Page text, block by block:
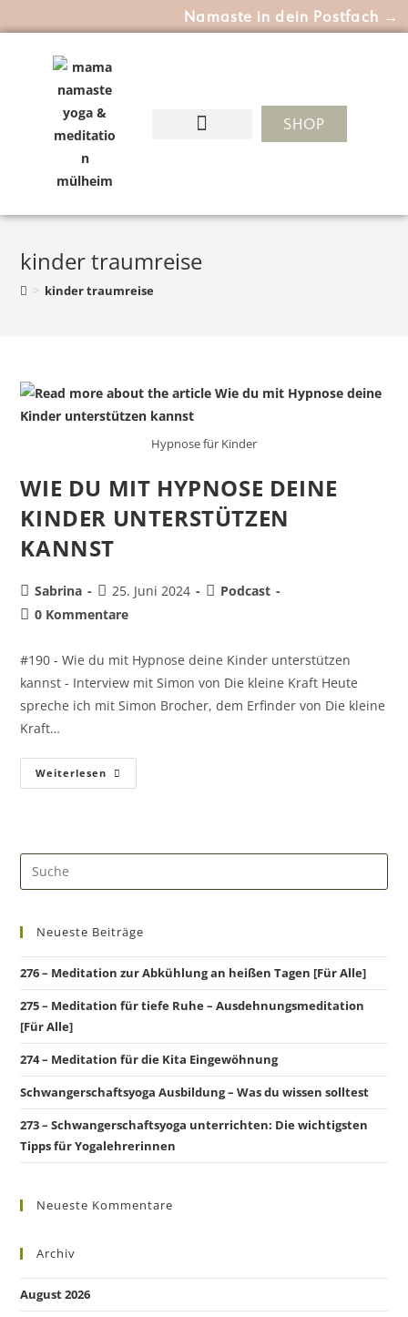
Namaste in dein Postfach →
SHOP
kinder traumreise
> kinder traumreise
Hypnose für Kinder
WIE DU MIT HYPNOSE DEINE
KINDER UNTERSTÜTZEN
KANNST
Sabrina 25. Juni 2024
Podcast
0 Kommentare
#190 - Wie du mit Hypnose deine Kinder unterstützen
kannst - Interview mit Simon von Die kleine Kraft Heute
spreche ich mit Simon Brocher, dem Erfinder von Die kleine
Kraft…
Weiterlesen
Neueste Beiträge
276 – Meditation zur Abkühlung an heißen Tagen [Für Alle]
275 – Meditation für tiefe Ruhe – Ausdehnungsmeditation
[Für Alle]
274 – Meditation für die Kita Eingewöhnung
Schwangerschaftsyoga Ausbildung – Was du wissen solltest
273 – Schwangerschaftsyoga unterrichten: Die wichtigsten
Tipps für Yogalehrerinnen
Neueste Kommentare
Archiv
August 2026